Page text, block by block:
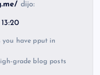
dijo:
have pput in
grade blog posts